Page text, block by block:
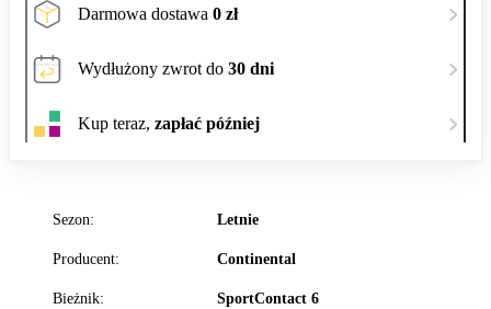
Sezon: Letnie
Producent: Continental
Bieżnik: SportContact 6
Darmowa dostawa 0 zł
Wydłużony zwrot do 30 dni
Kup teraz, zapłać później